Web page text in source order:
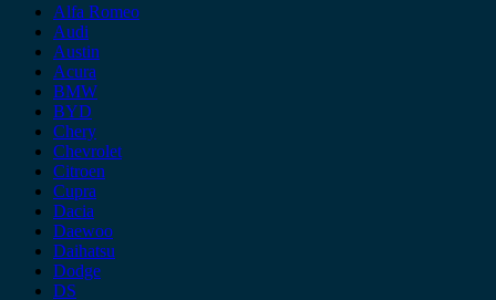
Alfa Romeo
Audi
Austin
Acura
BMW
BYD
Chery
Chevrolet
Citroen
Cupra
Dacia
Daewoo
Daihatsu
Dodge
DS